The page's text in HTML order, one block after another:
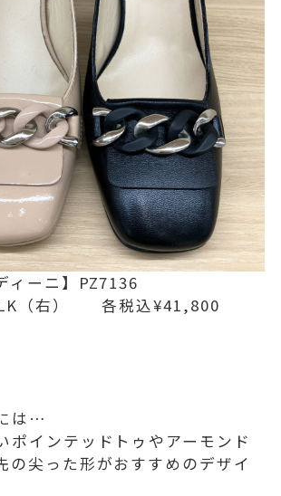
ディーニ】PZ7136
（右） 各税込¥41,800
は…
ポインテッドトゥやアーモンド
の尖った形がおすすめのデザイ